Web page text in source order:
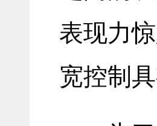
表现力
宽控制